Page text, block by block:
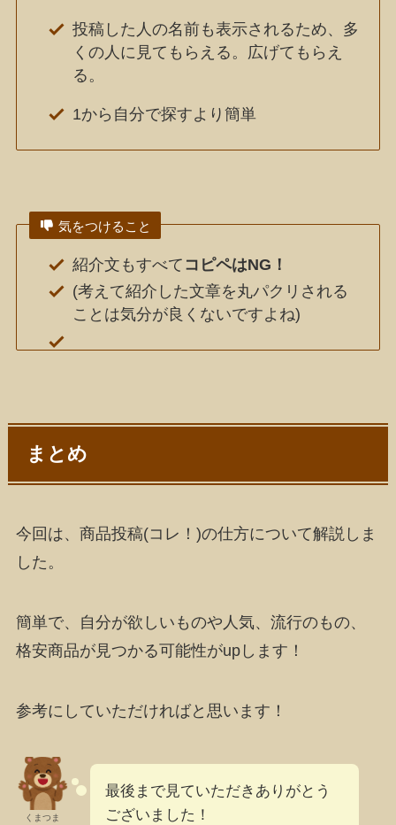
投稿した人の名前も表示されるため、多
くの人に見てもらえる。広げてもらえ
る。
1から自分で探すより簡単
気をつけること
紹介文もすべて コピペはNG！
(考えて紹介した文章を丸パクリされる
ことは気分が良くないですよね)
まとめ
今回は、商品投稿(コレ！)の仕方について解説しま
した。
簡単で、自分が欲しいものや人気、流行のもの、
格安商品が見つかる可能性がupします！
参考にしていただければと思います！
くまつま
最後まで見ていただきありがとう
ございました！